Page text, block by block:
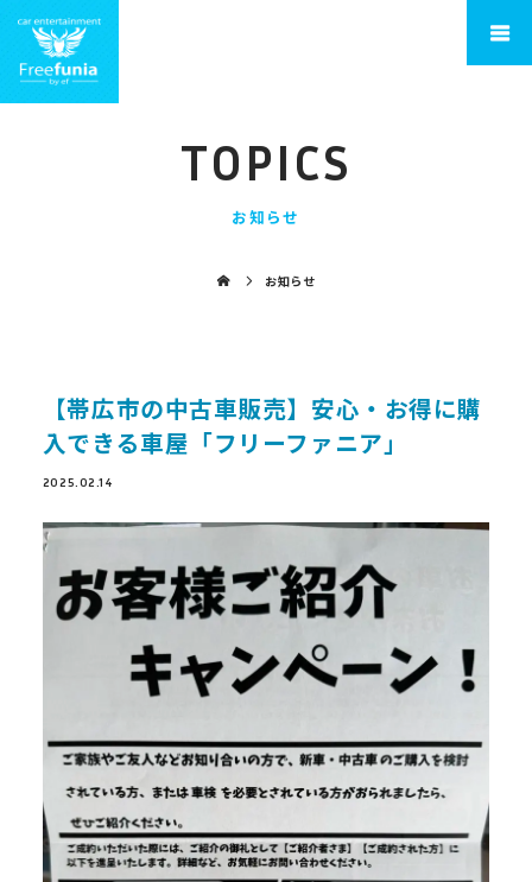
TOPICS
お知らせ
お知らせ
【帯広市の中古車販売】安心・お得に購
入できる車屋「フリーファニア」
2025.02.14